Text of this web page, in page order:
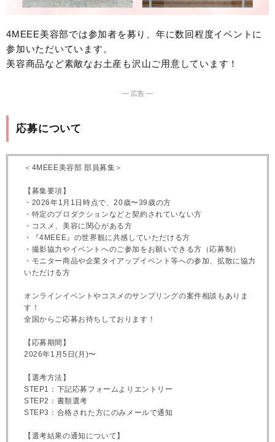
4MEEE美容部では参加者を募り、年に数回程度イベントに
参加いただいています。
美容商品など素敵なお土産も沢山ご用意しています！
― 広告 ―
応募について
＜4MEEE美容部 部員募集＞
【募集要項】
・2026年1月1日時点で、20歳〜39歳の方
・特定のプロダクションなどと契約されていない方
・コスメ、美容に関心がある方
・『4MEEE』の世界観に共感していただける方
・撮影協力やイベントへのご参加をお願いできる方（応募制）
・モニター商品や企業タイアップイベント等への参加、拡散に協力
いただける方
オンラインイベントやコスメのサンプリングの案件相談もありま
す！
全国からご応募お待ちしております！
【応募期間】
2026年1月5日(月)〜
【選考方法】
STEP1：下記応募フォームよりエントリー
STEP2：書類選考
STEP3：合格された方にのみメールで通知
【選考結果の通知について】